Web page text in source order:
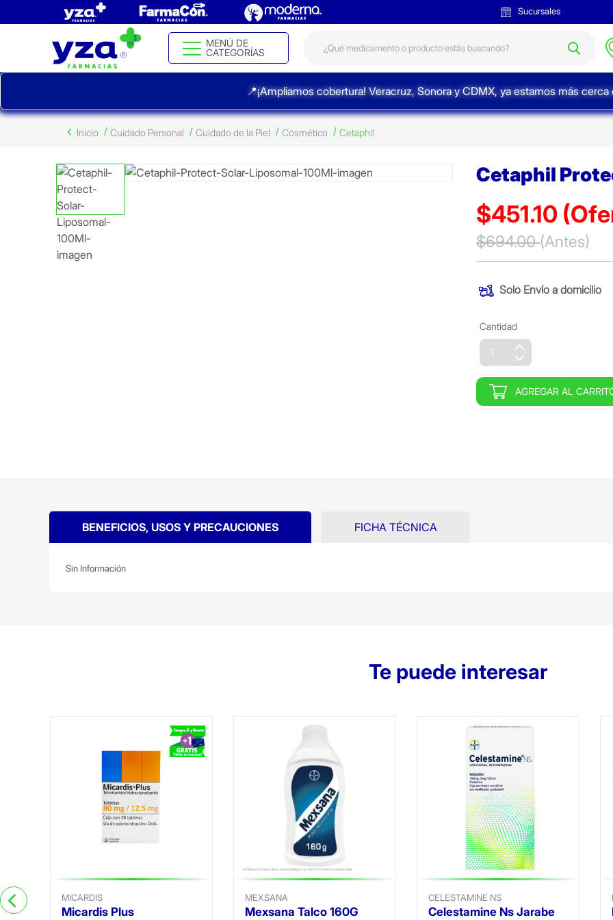
Sucursales
MENÚ DE
CATEGORÍAS
📍¡Ampliamos cobertura! Veracruz, Sonora y CDMX, ya estamos más cerca
Inicio Cuidado Personal Cuidado de la Piel Cosmético Cetaphil
Cetaphil
$451.10
Precio reducido de
$694.00(Antes)
SoloEnvío a domicilio
Cantidad
AGREGAR AL
BENEFICIOS, USOS Y PRECAUCIONES
Sin Información
FICHA TÉCNICA
Te puede interesar
MICARDIS
Micardis Plus
MEXSANA
Mexsana Talco 160G
CELESTAMINE NS
Celestamine Ns Jarabe